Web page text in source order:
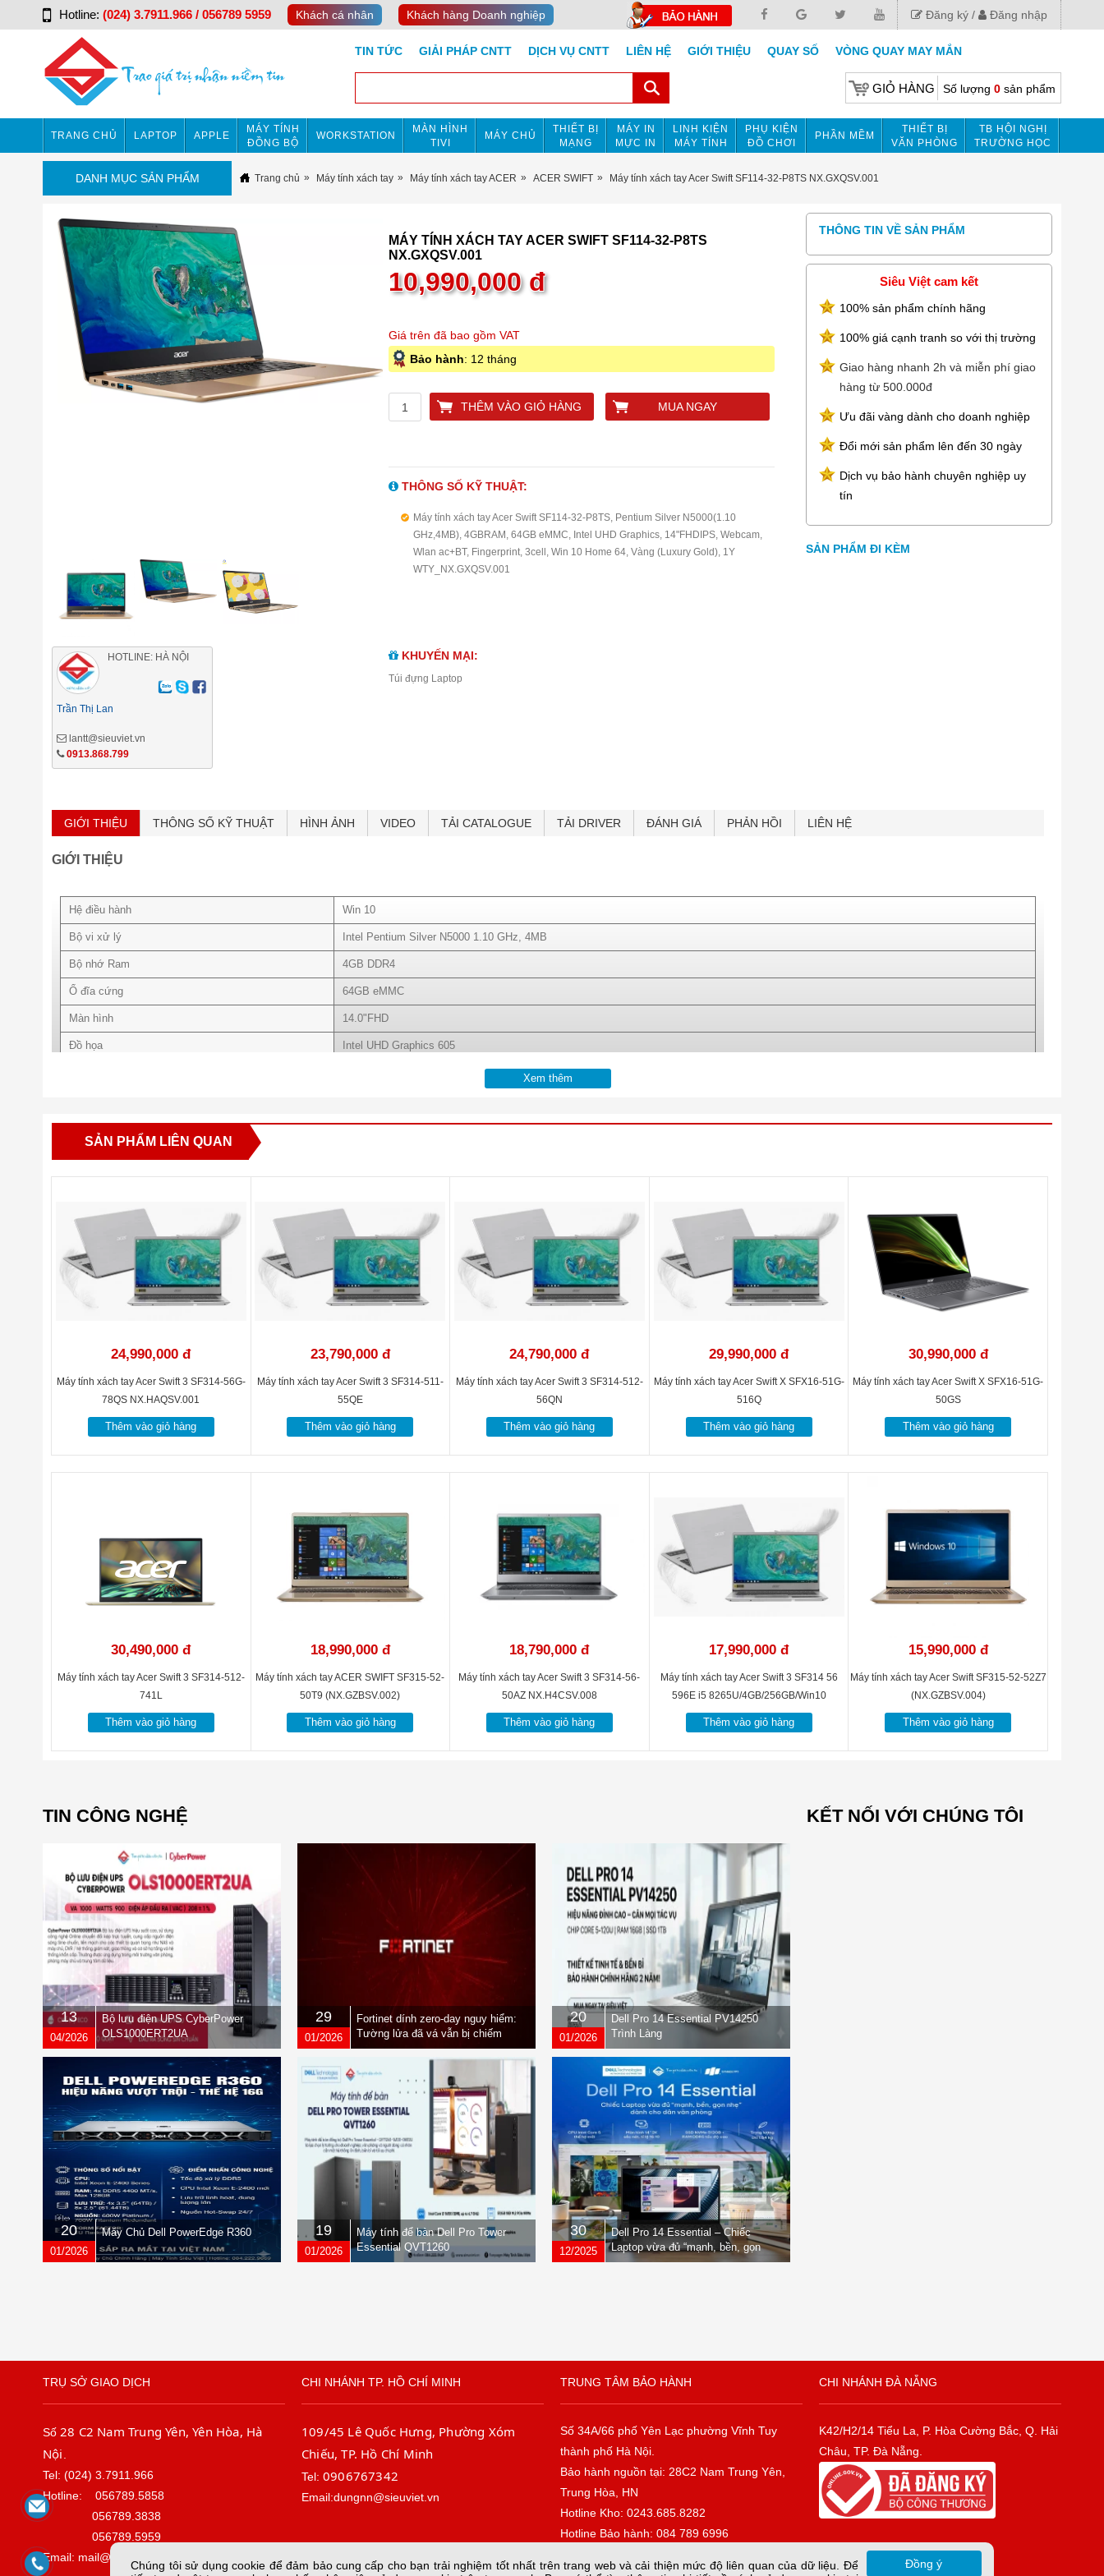
Hotline: (024) 3.7911.966 / 056789 5959 Khách cá nhân Khách hàng Doanh nghiệp Đăng ký Đăng nhập
TIN TỨC GIẢI PHÁP CNTT DỊCH VỤ CNTT LIÊN HỆ GIỚI THIỆU QUAY SỐ VÒNG QUAY MAY MẮN
GIỎ HÀNG Số lượng 0sản phẩm
TRANG CHỦ LAPTOP APPLE
MÁY TÍNH
ĐỒNG BỘ
WORKSTATION
MÀN HÌNH
TIVI
MÁY CHỦ
THIẾT BỊ
MẠNG
MÁY IN
MỰC IN
LINH KIỆN
MÁY TÍNH
PHỤ KIỆN
ĐỒ CHƠI
PHẦN MỀM
THIẾT BỊ
VĂN PHÒNG
TB HỘI NGHỊ
TRƯỜNG HỌC
DANH MỤC SẢN PHẨM Trang chủ Máy tính xách tay Máy tính xách tay ACER ACER SWIFT Máy tính xách tay Acer Swift SF114-32-P8TS NX.GXQSV.001
HOTLINE: HÀ NỘI
Trần Thị Lan
lantt@sieuviet.vn
0913.868.799
MÁY TÍNH XÁCH TAY ACER SWIFT SF114-32-P8TS
NX.GXQSV.001
10,990,000đ
Giá trên đã bao gồm VAT
Bảo hành: 12 tháng
THÊM VÀO GIỎ HÀNG MUA NGAY
THÔNG SỐ KỸ THUẬT:
Máy tính xách tay Acer Swift SF114-32-P8TS, Pentium Silver N5000(1.10
GHz,4MB), 4GBRAM, 64GB eMMC, Intel UHD Graphics, 14"FHDIPS, Webcam,
Wlan ac+BT, Fingerprint, 3cell, Win 10 Home 64, Vàng (Luxury Gold), 1Y
WTY_NX.GXQSV.001
KHUYẾN MẠI:
Túi đựng Laptop
THÔNG TIN VỀ SẢN PHẨM
Siêu Việt cam kết
100% sản phẩm chính hãng
100% giá cạnh tranh so với thị trường
Giao hàng nhanh 2h và miễn phí giao
hàng từ 500.000đ
Ưu đãi vàng dành cho doanh nghiệp
Đổi mới sản phẩm lên đến 30 ngày
Dịch vụ bảo hành chuyên nghiệp uy
tín
SẢN PHẨM ĐI KÈM
GIỚI THIỆU THÔNG SỐ KỸ THUẬT HÌNH ẢNH VIDEO TẢI CATALOGUE TẢI DRIVER ĐÁNH GIÁ PHẢN HỒI LIÊN HỆ
GIỚI THIỆU
Hệ điều hành Win 10
Bộ vi xử lý Intel Pentium Silver N5000 1.10 GHz, 4MB
Bộ nhớ Ram 4GB DDR4
Ổ đĩa cứng 64GB eMMC
Màn hình 14.0"FHD
Đồ họa Intel UHD Graphics 605
Cổng giao tiếp HDMI, USB Type-C, 2x USB 3.0, USB 2.0, Fingerprint
Màu sắc (Colour) Luxury Gold
15 mm x 323 mm x 228 mm
Khối lượng 1.30 kg
Bảo hành 12 tháng
Hãng sản xuất Acer
Xem thêm
SẢN PHẨM LIÊN QUAN
24,990,000 đ
Máy tính xách tay Acer Swift 3 SF314-56G-
78QS NX.HAQSV.001
Thêm vào giỏ hàng
23,790,000 đ
Máy tính xách tay Acer Swift 3 SF314-511-
55QE
Thêm vào giỏ hàng
24,790,000 đ
Máy tính xách tay Acer Swift 3 SF314-512-
56QN
Thêm vào giỏ hàng
29,990,000 đ
Máy tính xách tay Acer Swift X SFX16-51G-
516Q
Thêm vào giỏ hàng
30,990,000 đ
Máy tính xách tay Acer Swift X SFX16-51G-
50GS
Thêm vào giỏ hàng
30,490,000 đ
Máy tính xách tay Acer Swift 3 SF314-512-
741L
Thêm vào giỏ hàng
18,990,000 đ
Máy tính xách tay ACER SWIFT SF315-52-
50T9 (NX.GZBSV.002)
Thêm vào giỏ hàng
18,790,000 đ
Máy tính xách tay Acer Swift 3 SF314-56-
50AZ NX.H4CSV.008
Thêm vào giỏ hàng
17,990,000 đ
Máy tính xách tay Acer Swift 3 SF314 56
596E i5 8265U/4GB/256GB/Win10
(NX.H4CSV.006)
Thêm vào giỏ hàng
15,990,000 đ
Máy tính xách tay Acer Swift SF315-52-52Z7
(NX.GZBSV.004)
Thêm vào giỏ hàng
TIN CÔNG NGHỆ
13
04/2026
Bộ lưu điện UPS CyberPower
OLS1000ERT2UA
29
01/2026
Fortinet dính zero-day nguy hiểm:
Tường lửa đã vá vẫn bị chiếm
quyền
20
01/2026
Dell Pro 14 Essential PV14250
Trình Làng
20
01/2026
Máy Chủ Dell PowerEdge R360 19
01/2026
Máy tính để bàn Dell Pro Tower
Essential QVT1260
30
12/2025
Dell Pro 14 Essential – Chiếc
Laptop vừa đủ “mạnh, bền, gọn
nhẹ” dành cho dân văn phòng
KẾT NỐI VỚI CHÚNG TÔI
TRỤ SỞ GIAO DỊCH
Số 28 C2 Nam Trung Yên, Yên Hòa, Hà
Nội
Tel: (024) 3.7911.966
Hotline: 056789.5858
056789.3838
056789.5959
Email: mail@sieuviet.vn
CHI NHÁNH TP. HỒ CHÍ MINH
109/45 Lê Quốc Hưng, Phường Xóm
Chiếu, TP. Hồ Chí Minh
Tel: 0906767342
Email:dungnn@sieuviet.vn
TRUNG TÂM BẢO HÀNH
Số 34A/66 phố Yên Lạc phường Vĩnh Tuy
thành phố Hà Nội.
Bảo hành nguồn tại: 28C2 Nam Trung Yên,
Trung Hòa, HN
Hotline Kho: 0243.685.8282
Hotline Bảo hành: 084 789 6996
CHI NHÁNH ĐÀ NẴNG
K42/H2/14 Tiểu La, P. Hòa Cường Bắc, Q. Hải
Châu, TP. Đà Nẵng.
Chúng tôi sử dụng cookie để đảm bảo cung cấp cho bạn trải nghiệm tốt nhất trên trang web và cải thiện mức độ liên quan của dữ liệu. Để
Đồng ý